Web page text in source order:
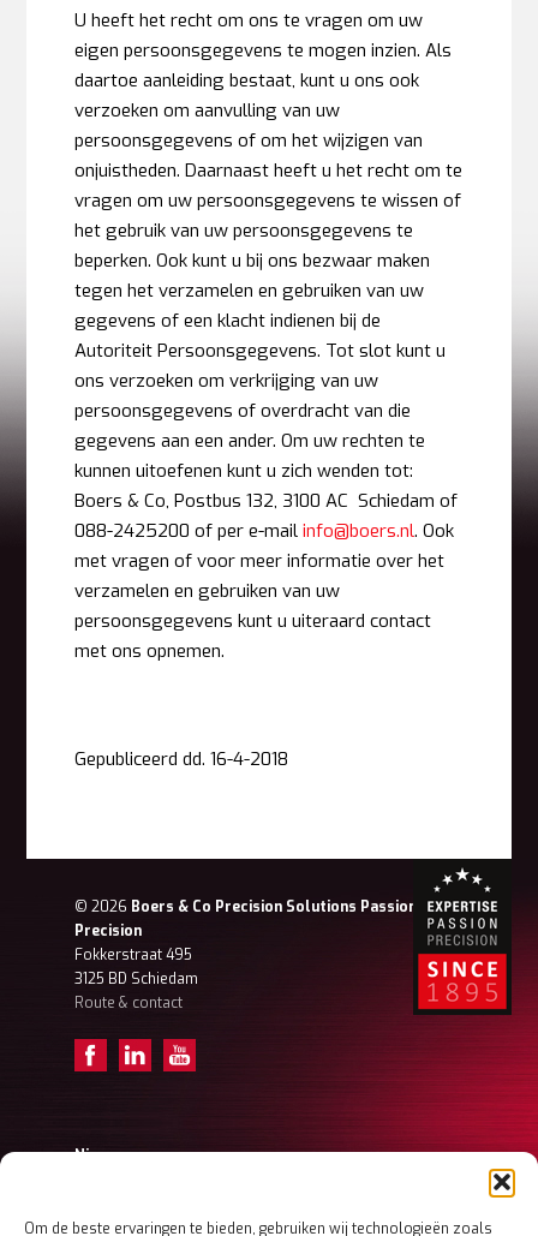
Om de beste ervaringen te bieden, gebruiken wij technologieën zoals
U heeft het recht om ons te vragen om uw
eigen persoonsgegevens te mogen inzien. Als
daartoe aanleiding bestaat, kunt u ons ook
verzoeken om aanvulling van uw
persoonsgegevens of om het wijzigen van
onjuistheden. Daarnaast heeft u het recht om te
vragen om uw persoonsgegevens te wissen of
het gebruik van uw persoonsgegevens te
beperken. Ook kunt u bij ons bezwaar maken
tegen het verzamelen en gebruiken van uw
gegevens of een klacht indienen bij de
Autoriteit Persoonsgegevens. Tot slot kunt u
ons verzoeken om verkrijging van uw
persoonsgegevens of overdracht van die
gegevens aan een ander. Om uw rechten te
kunnen uitoefenen kunt u zich wenden tot:
Boers & Co, Postbus 132, 3100 AC Schiedam of
088-2425200 of per e-mailinfo@boers.nl. Ook
met vragen of voor meer informatie over het
verzamelen en gebruiken van uw
persoonsgegevens kunt u uiteraard contact
met ons opnemen.
Gepubliceerd dd. 16-4-2018
© 2026 Boers & Co Precision Solutions Passion for
Precision
Fokkerstraat 495
3125 BD Schiedam
Route & contact
Nieuws
Achter de schermen – Koen (Ordermanager)